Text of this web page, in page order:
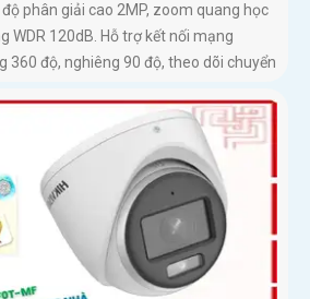
phân giải cao 2MP, zoom quang học
WDR 120dB. Hỗ trợ kết nối mạng
360 độ, nghiêng 90 độ, theo dõi chuyển